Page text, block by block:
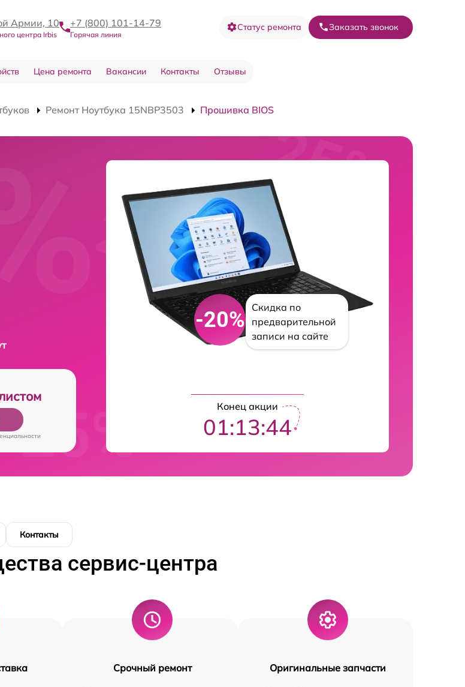
Армии, 10
центра Irbis
+7 (800) 101-14-79
Горячая линия
Статус ремонта Заказать звонок
Цена ремонта Вакансии Контакты Отзывы
Ремонт Ноутбука 15NBP3503 Прошивка BIOS
-20%
Скидка по
предварительной
записи на сайте
Конец акции
01:13:43
Контакты
сервис-центра
Срочный ремонт Оригинальные запчасти